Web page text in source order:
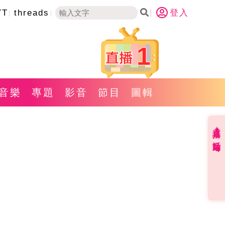
threads 登入
1
樂 專題 影音 節目 圖輯
直播✦活動